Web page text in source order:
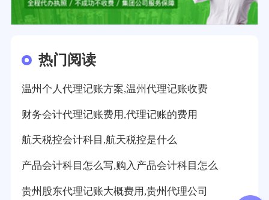
热门阅读
温州个人代理记账方案,温州代理记账收费
财务会计代理记账费用,代理记账的费用
航天税控会计科目,航天税控是什么
产品会计科目怎么写,购入产品会计科目怎么
贵州股东代理记账大概费用,贵州代理公司